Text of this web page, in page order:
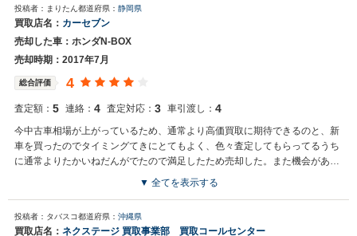
お世話になっております。株式会社ネクステージでございます。 この
度は、誠に申し訳ございませんでした。 お客様から頂きました、貴重
なご意見を真摯に受け止め改善に努めていきます。 また機会がござい
ましたら是非ネクステージをご利用いただけますと幸いでございま
投稿者：まりたん都道府県： 静岡県
買取店名： カーセブン
売却した車：ホンダN-BOX
売却時期：2017年7月
総合評価 4
査定額： 5 連絡： 4 査定対応： 3 車引渡し： 4
今中古車相場が上がっているため、通常より高価買取に期待できるのと、新
車を買ったのでタイミングてきにとてもよく、色々査定してもらってるうち
に通常よりたかいねだんがでたので満足したため売却した。また機会があれ
▼ 全てを表示する
投稿者：タバスコ都道府県： 沖縄県
買取店名： ネクステージ 買取事業部 買取コールセンター